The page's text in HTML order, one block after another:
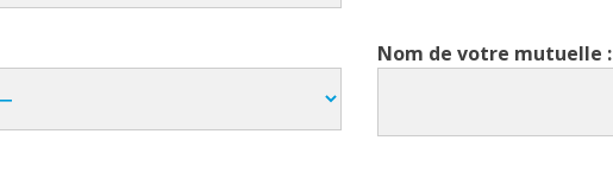
Nom de votre mutuelle :